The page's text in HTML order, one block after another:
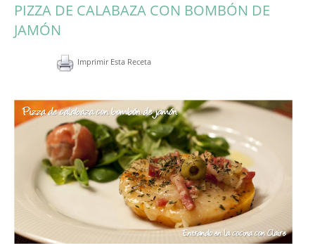
PIZZA DE CALABAZA CON BOMBÓN DE
JAMÓN
Imprimir Esta Receta